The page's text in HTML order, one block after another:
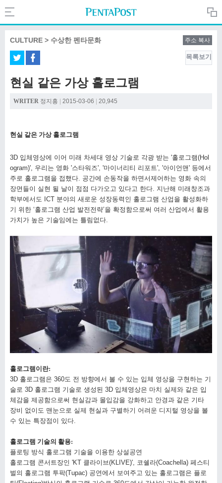
COMPANY
CULTURE
Search
PentaPost.net
CULTURE > 수상한 펜타문화 주소 복사
목록보기
현실 같은 가상 홀로그램
WRITER 정지흥 2015-03-06 20,945
현실 같은 가상 홀로그램
3D 입체영상에 이어 미래 차세대 영상 기술로 각광 받는 '홀로그램(Hol
ogram)', 우리는 영화 '스타워즈', '마이너리티 리포트', '아이언맨' 등에서
주로 홀로그램을 접했다. 공간에 손동작을 하면서제어하는 영화 속의
장면들이 실현 될 날이 점점 다가오고 있다고 한다. 지난해 미래창조과
학부에서도 ICT 분야의 새로운 성장동력인 홀로그램 산업을 활성화하
기 위한 ‘홀로그램 산업 발전전략’을 확정함으로써 여러 산업에서 활용
가치가 높은 기술임에는 틀림없다.
홀로그램이란:
3D 홀로그램은 360도 전 방향에서 볼 수 있는 입체 영상을 구현하는 기
술로 3D 홀로그램 기술로 생성된 3D 입체영상은 마치 실제와 같은 입
체감을 제공함으로써 현실감과 몰입감을 강화하고 안경과 같은 기타
장비 없이도 맨눈으로 실제 현실과 구별하기 어려운 디지털 영상을 볼
수 있는 특장점이 있다
홀로그램 기술의 활용:
플로팅 방식 홀로그램 기술을 이용한 상설공연
홀로그램 콘서트장인 'KT 클라이브(KLIVE)', 코쉘라(Coachella) 페스티
벌의 홀로그램 투팍(Tupac) 공연에서 보여주고 있는 홀로그램은 플로